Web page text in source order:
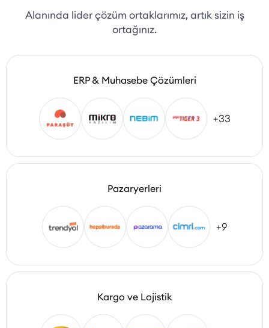
Alanında lider çözüm ortaklarımız, artık sizin iş
ortağınız.
ERP & Muhasebe Çözümleri
+33
Pazaryerleri
+9
Kargo ve Lojistik